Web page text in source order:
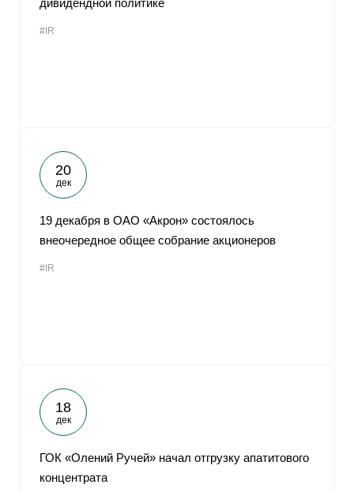
дивидендной политике
#IR
20
дек
19 декабря в ОАО «Акрон» состоялось
внеочередное общее собрание акционеров
#IR
18
дек
ГОК «Олений Ручей» начал отгрузку апатитового
концентрата